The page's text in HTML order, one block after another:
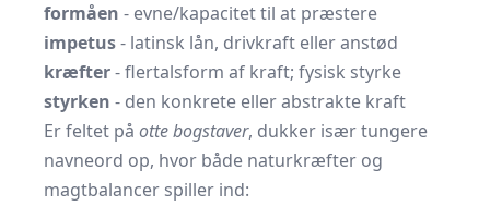
formåen - evne/kapacitet til at præstere
impetus- latinsk lån, drivkraft eller anstød
kræfter- flertalsform af kraft; fysisk styrke
styrken - den konkrete eller abstrakte kraft
Er feltet på otte bogstaver, dukker især tungere
navneord op, hvor både naturkræfter og
magtbalancer spiller ind: